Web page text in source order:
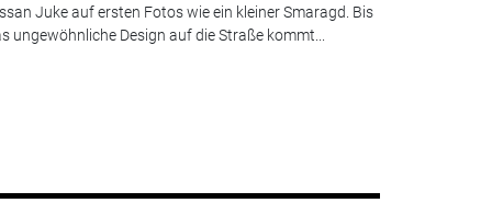
Juke auf ersten Fotos wie ein kleiner Smaragd. Bis
ungewöhnliche Design auf die Straße kommt...